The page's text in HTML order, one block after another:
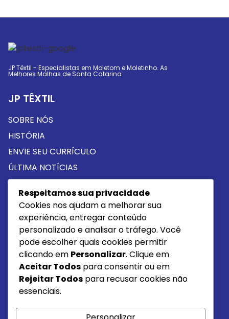
JP Têxtil - Especialistas em Moletom e Moletinho. As
Melhores Malhas de Santa Catarina
JP TÊXTIL
SOBRE NÓS
HISTÓRIA
ENVIE SEU CURRÍCULO
ÚLTIMA NOTÍCIAS
PROUTOS
MOLETOM
MOLETINHO
MEIA MALHA ALGODÃO
MEIA MALHA PP
COTTON PP
Item da lista
Respeitamos sua privacidade
Cookies nos ajudam a melhorar sua
experiência, entregar conteúdo
personalizado e analisar o tráfego. Você
pode escolher quais cookies permitir
clicando em Personalizar. Clique em
Aceitar Todos para consentir ou em
Rejeitar Todos para recusar cookies não
essenciais.